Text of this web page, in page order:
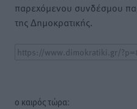
παρεχόμενου συνδέσμου
της Δημοκρατικής.
o καιρός τώρα: